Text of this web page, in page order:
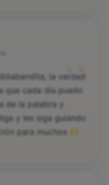
“
la verdad
que cada día puedo
de la palabra y
y les siga guiando
para muchos